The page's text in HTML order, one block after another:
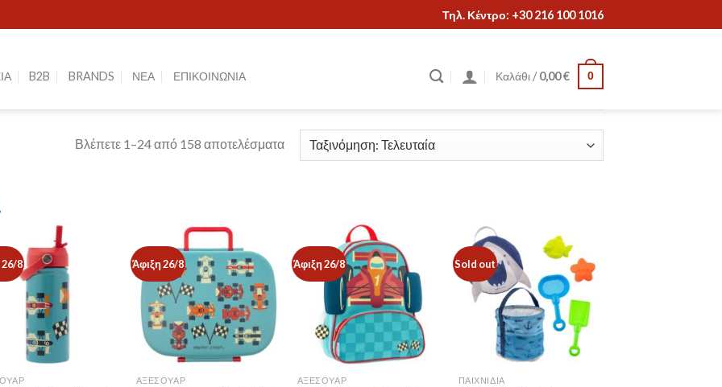
Τηλ. Κέντρο: +30 216 100 1016
B2B BRANDS ΝΕΑ ΕΠΙΚΟΙΝΩΝΙΑ Καλάθι /0,00€ 0
Βλέπετε 1–24 από 158 αποτελέσματα
+ ΚΑΤΗΓΟΡΊΕΣ + ΣΑΙΖΌΝ +
26/8 Άφιξη 26/8
ΑΞΕΣΟΥΑΡ
Άφιξη 26/8
ΑΞΕΣΟΥΑΡ
Sold out
ΠΑΙΧΝΙΔΙΑ